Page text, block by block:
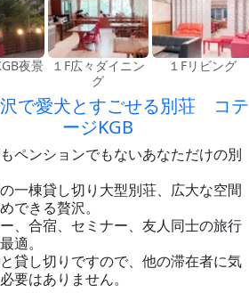
夜景
１F広々ダイニン
グ
１Fリビング
で愛犬とすごせる別荘 コテ
ージKGB
ペンションでもないあなただけの別
一棟貸し切り大型別荘、広大な空間
できる贅沢。
、合宿、セミナー、友人同士の旅行
適。
貸し切りですので、他の滞在者に気
要はありません。